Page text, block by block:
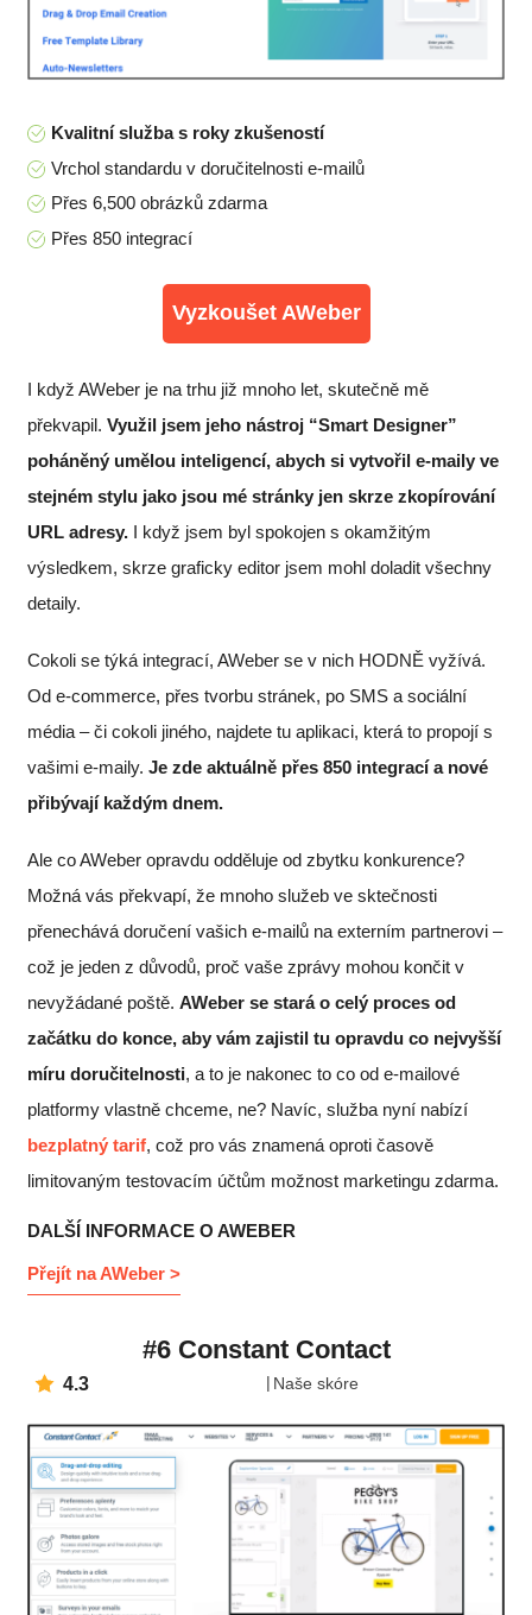
Kvalitní služba s roky zkušeností
Vrchol standardu v doručitelnosti e-mailů
Přes 6,500 obrázků zdarma
Přes 850 integrací
Vyzkoušet AWeber
I když AWeber je na trhu již mnoho let, skutečně mě
překvapil. Využil jsem jeho nástroj “Smart Designer”
poháněný umělou inteligencí, abych si vytvořil e-maily ve
stejném stylu jako jsou mé stránky jen skrze zkopírování
URL adresy. I když jsem byl spokojen s okamžitým
výsledkem, skrze graficky editor jsem mohl doladit všechny
detaily.
Cokoli se týká integrací, AWeber se v nich HODNĚ vyžívá.
Od e-commerce, přes tvorbu stránek, po SMS a sociální
média – či cokoli jiného, najdete tu aplikaci, která to propojí s
vašimi e-maily. Je zde aktuálně přes 850 integrací a nové
přibývají každým dnem.
Ale co AWeber opravdu odděluje od zbytku konkurence?
Možná vás překvapí, že mnoho služeb ve sktečnosti
přenechává doručení vašich e-mailů na externím partnerovi –
což je jeden z důvodů, proč vaše zprávy mohou končit v
nevyžádané poště. AWeber se stará o celý proces od
začátku do konce, aby vám zajistil tu opravdu co nejvyšší
míru doručitelnosti, a to je nakonec to co od e-mailové
platformy vlastně chceme, ne? Navíc, služba nyní nabízí
bezplatný tarif, což pro vás znamená oproti časově
limitovaným testovacím účtům možnost marketingu zdarma.
DALŠÍ INFORMACE O AWEBER
Přejít na AWeber >
#6 Constant Contact
4.3 Naše skóre